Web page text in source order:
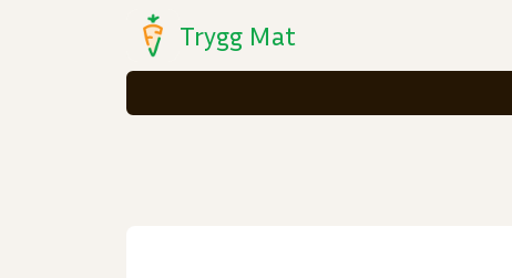
Trygg Mat